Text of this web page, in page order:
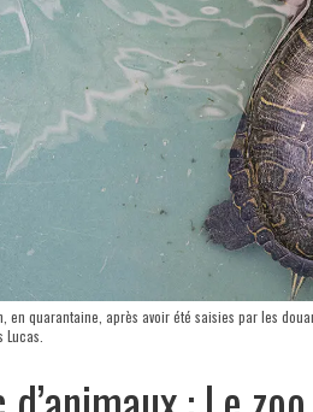
en quarantaine, après avoir été saisies par les